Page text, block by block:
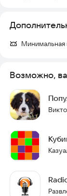
Минимальная
Возможно,